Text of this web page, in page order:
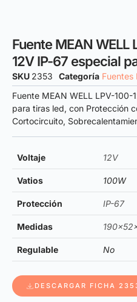
Fuente MEAN WELL
12V IP-67 especial
SKU 2353 Categoría Fuentes
Fuente MEAN WELL LPV-
para tiras led, con Protección
Cortocircuito,
Voltaje 12V
Vatios 100W
Protección IP-67
Medidas
Regulable No
DESCARGAR FICHA